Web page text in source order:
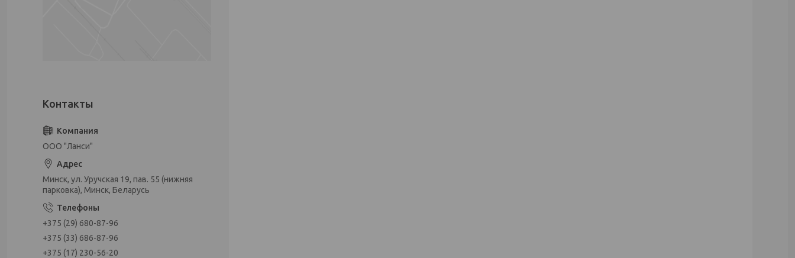
ООО "Ланси"
Минск, ул. Уручская 19, пав. 55 (нижняя
парковка), Минск, Беларусь
+375 (29) 680-87-96
+375 (33) 686-87-96
+375 (17) 230-56-20